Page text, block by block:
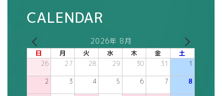
CALENDAR
2026年 8月
日 月 火 水 木 金 土
26 27 28 29 30 31 1
2 3 4 5 6 7 8